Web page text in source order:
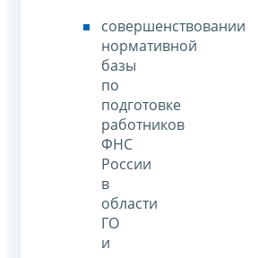
совершенствовании
нормативной
базы
по
подготовке
работников
ФНС
России
в
области
ГО
и